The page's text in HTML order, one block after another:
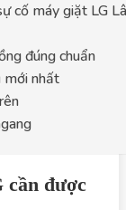
cố máy giặt LG
đúng chuẩn
mới nhất
cần được